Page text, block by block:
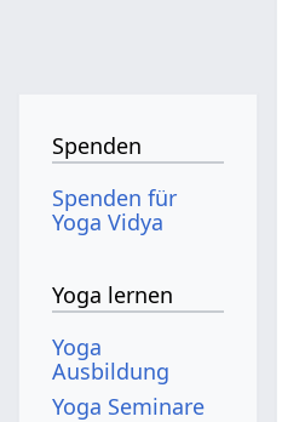
Spenden
Spenden für
Yoga Vidya
Yoga lernen
Yoga
Ausbildung
Yoga Seminare